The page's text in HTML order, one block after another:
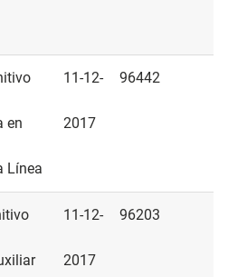
en
Línea
11-12-
2017
96442
11-12-
2017
96203